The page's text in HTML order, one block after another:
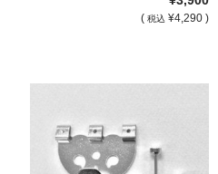
( 税込 ¥4,290 )